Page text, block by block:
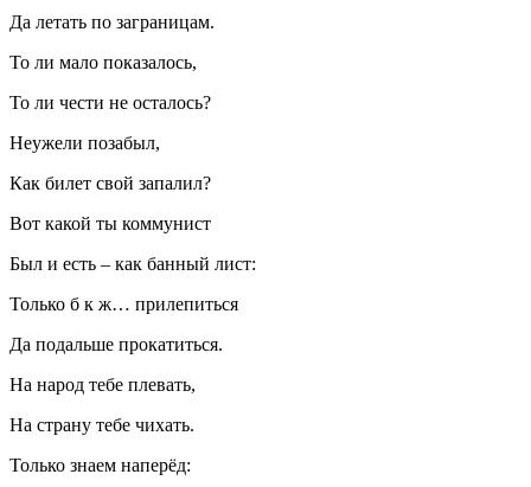
Да летать по заграницам.
То ли мало показалось,
То ли чести не осталось?
Неужели позабыл,
Как билет свой запалил?
Вот какой ты коммунист
Был и есть – как банный лист:
Только б к ж… прилепиться
Да подальше прокатиться.
На народ тебе плевать,
На страну тебе чихать.
Только знаем наперёд: